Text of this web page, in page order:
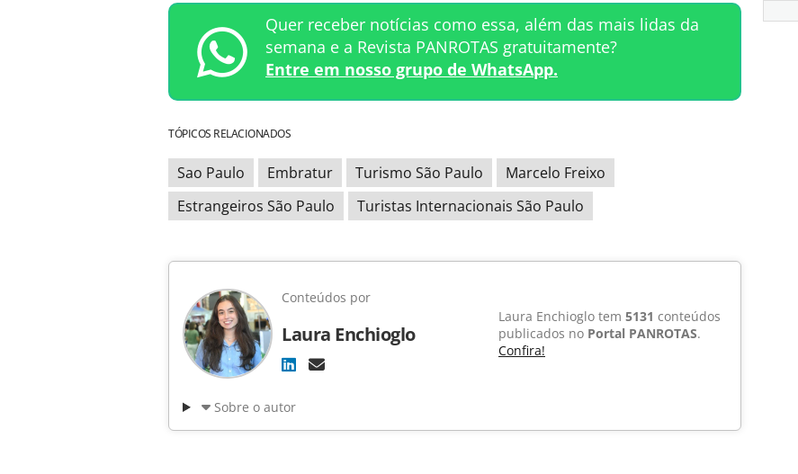
Quer receber notícias como essa, além das mais lidas da
semana e a Revista PANROTAS gratuitamente?
Entre em nosso grupo de WhatsApp.
TÓPICOS RELACIONADOS
Sao Paulo Embratur Turismo São Paulo
Marcelo Freixo
Estrangeiros São Paulo
Turistas Internacionais São Paulo
Conteúdos por
Laura Enchioglo
Laura Enchioglo tem 5131 conteúdos
publicados no Portal PANROTAS.
Confira!
Sobre o autor